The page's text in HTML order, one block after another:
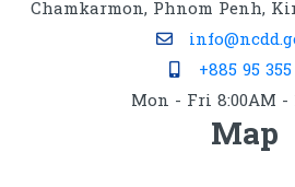
Chamkarmon, Phnom Penh,
+885 95
Mon - Fri 8:00AM -
Map